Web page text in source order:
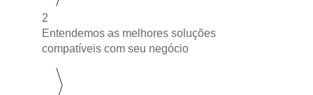
2
Entendemos as melhores soluções
compatíveis com seu negócio